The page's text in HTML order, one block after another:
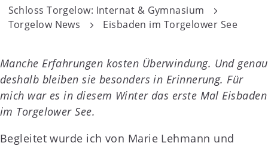
n
t
Schloss Torgelow: Internat & Gymnasium
Torgelow News
Eisbaden im Torgelower See
Manche Erfahrungen kosten Überwindung. Und genau
deshalb bleiben sie besonders in Erinnerung. Für
mich war es in diesem Winter das erste Mal Eisbaden
im Torgelower See.
Begleitet wurde ich von Marie Lehmann und